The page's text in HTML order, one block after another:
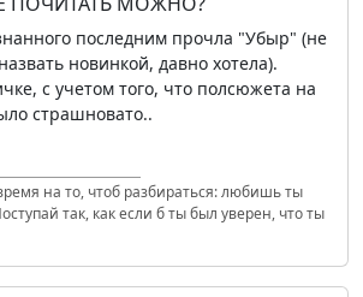
последним прочла "Убыр" (не
новинкой, давно хотела).
с учетом того, что полсюжета на
страшновато..
на то, чтоб разбираться: любишь ты
так, как если б ты был уверен, что ты